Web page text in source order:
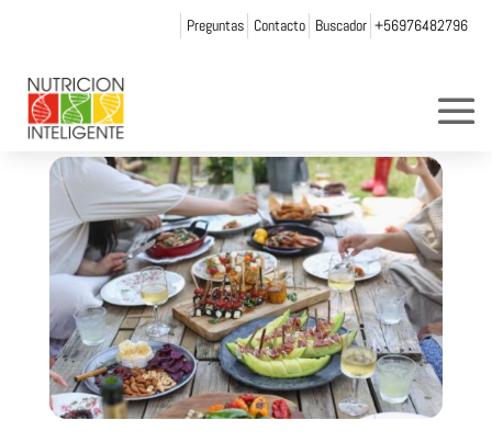
Preguntas Contacto Buscador +56976482796